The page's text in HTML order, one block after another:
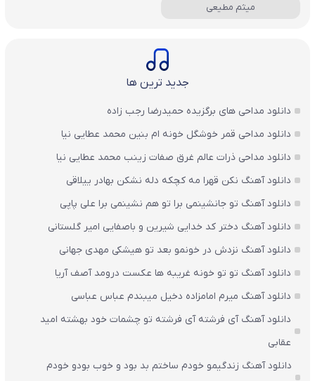
میثم مطیعی
جدید ترین ها
دانلود مداحی های برگزیده حمیدرضا رجب زاده
دانلود مداحی قمر خوشگل خونه ام بنین محمد عطایی نیا
دانلود مداحی ذرات عالم غرق صفات زینب محمد عطایی نیا
دانلود آهنگ نکن قهرا مه کچکه دله نشکن بهادر ییلاقی
دانلود آهنگ تو جانشینمی برا تو هم نشینمی برا علی پاپی
دانلود آهنگ دختر کد خدایی شیرین و باصفایی امیر گلستانی
دانلود آهنگ نزدش در خونمو بعد تو هیشکی مهدی جهانی
دانلود آهنگ تو تو خونه غریبه ها عکست درومد آصف آریا
دانلود آهنگ میرم امامزاده دخیل میبندم عباس عباسی
دانلود آهنگ آی فرشته آی فرشته تو چشمات خود بهشته امید
عقابی
دانلود آهنگ زندگیمو خودم ساختم بد بود و خوب بودو خودم